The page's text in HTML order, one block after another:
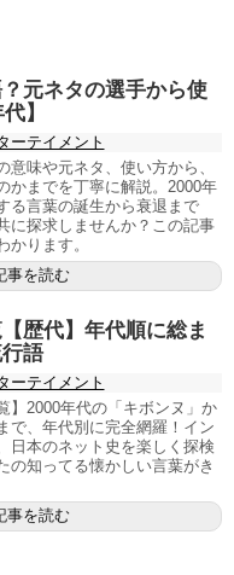
元ネタの選手から使
】
ーテイメント
意味や元ネタ、使い方から、
かまでを丁寧に解説。2000年
る言葉の誕生から衰退まで
に探求しませんか？この記事
かります。
事を読む
歴代】年代順に総ま
語
ーテイメント
】2000年代の「キボンヌ」か
で、年代別に完全網羅！イン
日本のネット史を楽しく探検
の知ってる懐かしい言葉がき
事を読む